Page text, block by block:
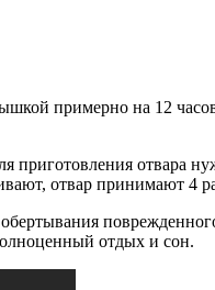
примерно на 12
отвара
отвар принимают 4
отдых и сон.